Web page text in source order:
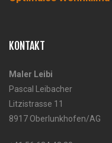
KONTAKT
Maler Leibi
Pascal Leibacher
Litzistrasse 11
8917 Oberlunkhofen/AG